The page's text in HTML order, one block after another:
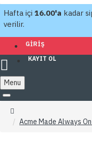
Hafta içi 16.00'a kadar
verilir.
GIRIŞ
KAYIT OL
Menu
Acme Made Always